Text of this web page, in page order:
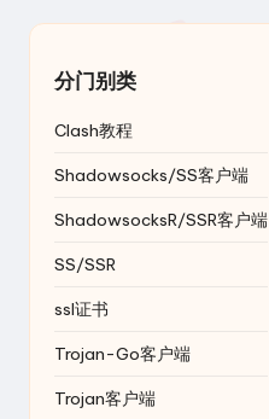
分门别类
Clash教程
Shadowsocks/SS客户端
ShadowsocksR/SSR客户端
SS/SSR
ssl证书
Trojan-Go客户端
Trojan客户端